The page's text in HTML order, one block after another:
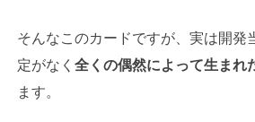
そんなこのカードですが、実は開発
定がなく 全くの偶然によって生まれ
ます。